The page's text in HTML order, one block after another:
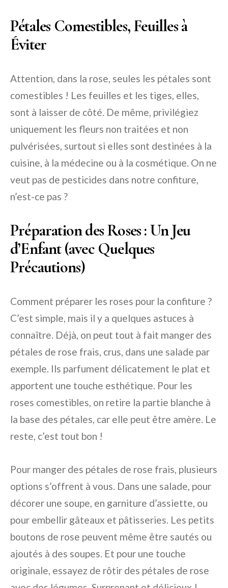
Pétales Comestibles, Feuilles à
Éviter
Attention, dans la rose, seules les pétales sont
comestibles ! Les feuilles et les tiges, elles,
sont à laisser de côté. De même, privilégiez
uniquement les fleurs non traitées et non
pulvérisées, surtout si elles sont destinées à la
cuisine, à la médecine ou à la cosmétique. On ne
veut pas de pesticides dans notre confiture,
n’est-ce pas ?
Préparation des Roses : Un Jeu
d’Enfant (avec Quelques
Précautions)
Comment préparer les roses pour la confiture ?
C’est simple, mais il y a quelques astuces à
connaître. Déjà, on peut tout à fait manger des
pétales de rose frais, crus, dans une salade par
exemple. Ils parfument délicatement le plat et
apportent une touche esthétique. Pour les
roses comestibles, on retire la partie blanche à
la base des pétales, car elle peut être amère. Le
reste, c’est tout bon !
Pour manger des pétales de rose frais, plusieurs
options s’offrent à vous. Dans une salade, pour
décorer une soupe, en garniture d’assiette, ou
pour embellir gâteaux et pâtisseries. Les petits
boutons de rose peuvent même être sautés ou
ajoutés à des soupes. Et pour une touche
originale, essayez de rôtir des pétales de rose